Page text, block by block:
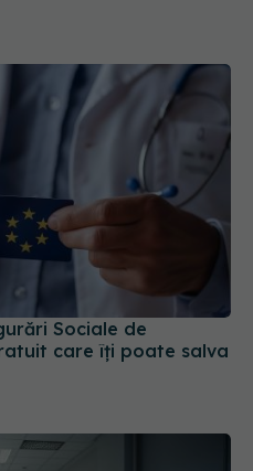
Sociale de
care îți poate salva